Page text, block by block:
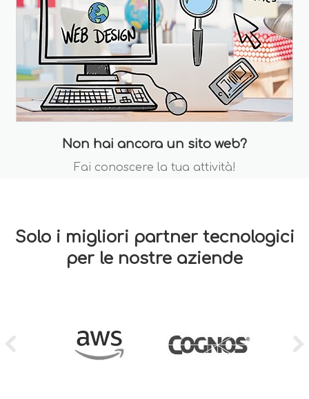
Non hai ancora un sito web?
Fai conoscere la tua attività!
Solo i migliori partner tecnologici
per le nostre aziende